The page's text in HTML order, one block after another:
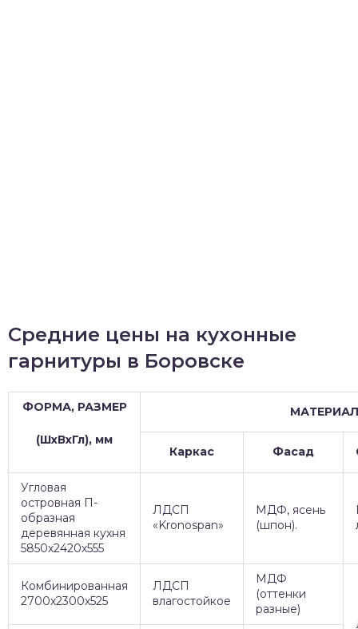
Средние цены на кухонные
гарнитуры в Боровске
ФОРМА, РАЗМЕР
(ШхВхГл), мм
Каркас Фасад
Угловая
островная П-
образная
деревянная кухня
5850х2420х555
ЛДСП
«Kronospan»
МДФ, ясень
(шпон).
Комбинированная
2700х2300х525
ЛДСП
влагостойкое
МДФ
(оттенки
разные)